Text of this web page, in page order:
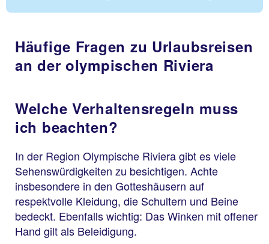
Häufige Fragen zu Urlaubsreisen
an der olympischen Riviera
Welche Verhaltensregeln muss
ich beachten?
In der Region Olympische Riviera gibt es viele
Sehenswürdigkeiten zu besichtigen. Achte
insbesondere in den Gotteshäusern auf
respektvolle Kleidung, die Schultern und Beine
bedeckt. Ebenfalls wichtig: Das Winken mit offener
Hand gilt als Beleidigung.